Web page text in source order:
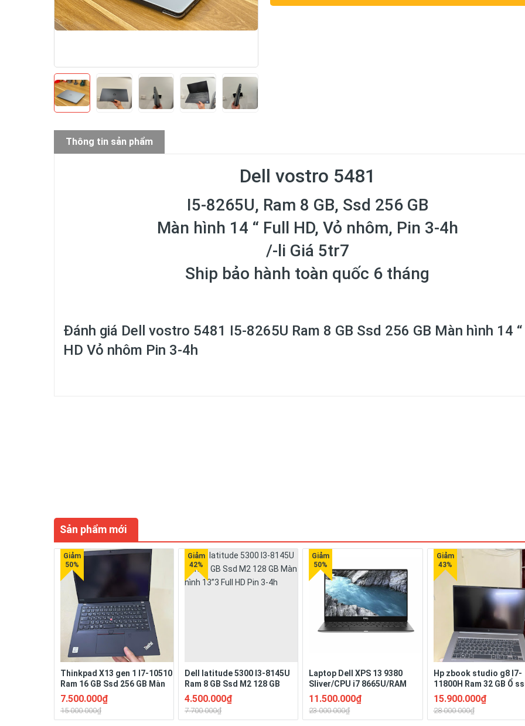
Thông tin sản phẩm
Dell vostro 5481
I5-8265U, Ram 8 GB, Ssd 256 GB
Màn hình 14 “ Full HD, Vỏ nhôm, Pin 3-4h
/-li Giá 5tr7
Ship bảo hành toàn quốc 6 tháng
Đánh giá Dell vostro 5481 I5-8265U Ram 8 GB Ssd 256 GB Màn hình 14 “
HD Vỏ nhôm Pin 3-4h
Sản phẩm mới
Thinkpad X13 gen 1 I7-10510
Ram 16 GB Ssd 256 GB Màn
13.3" Full HD Ngoại hình đẹp
Pin 3-4h
7.500.000₫
15.000.000₫
Dell latitude 5300 I3-8145U
Ram 8 GB Ssd M2 128 GB
Màn hình 13”3 Full HD Pin 3-
4h
4.500.000₫
7.700.000₫
Laptop Dell XPS 13 9380
Sliver/CPU i7 8665U/RAM
16G/SSD Nvme 256G/LCD
13.3" FHD /Bateyr 4 Cell
51W/Hệ điều hành Win 11 bản
11.500.000₫
23.000.000₫
Hp zbook studio g8 I7-
11800H Ram 32 GB Ổ
GB Màn 15.6" ich Full HD
VGA: Nvidia T1200
GPU (4gb DRR6).
15.900.000₫
28.000.000₫